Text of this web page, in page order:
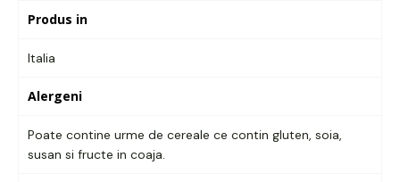
Produs in
Italia
Alergeni
Poate contine urme de cereale ce contin gluten, soia,
susan si fructe in coaja.